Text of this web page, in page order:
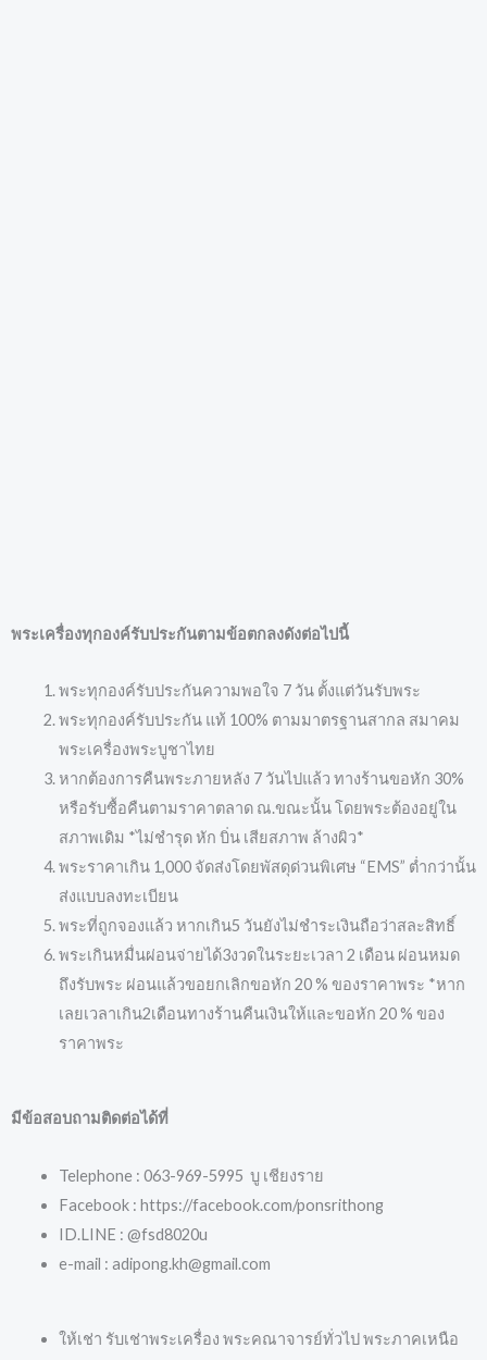
พระเครื่องทุกองค์รับประกันตามข้อตกลงดังต่อไปนี้
พระทุกองค์รับประกันความพอใจ 7 วัน ตั้งแต่วันรับพระ
พระทุกองค์รับประกัน แท้ 100% ตามมาตรฐานสากล สมาคม
พระเครื่องพระบูชาไทย
หากต้องการคืนพระภายหลัง 7 วันไปแล้ว ทางร้านขอหัก 30%
หรือรับซื้อคืนตามราคาตลาด ณ.ขณะนั้น โดยพระต้องอยู่ใน
สภาพเดิม *ไม่ชำรุด หัก บิ่น เสียสภาพ ล้างผิว*
พระราคาเกิน 1,000 จัดส่งโดยพัสดุด่วนพิเศษ “EMS” ต่ำกว่านั้น
ส่งแบบลงทะเบียน
พระที่ถูกจองแล้ว หากเกิน5 วันยังไม่ชำระเงินถือว่าสละสิทธิ์
พระเกินหมื่นผ่อนจ่ายได้3งวดในระยะเวลา 2 เดือน ผ่อนหมด
ถึงรับพระ ผ่อนแล้วขอยกเลิกขอหัก 20 % ของราคาพระ *หาก
เลยเวลาเกิน2เดือนทางร้านคืนเงินให้และขอหัก 20 % ของ
ราคาพระ
มีข้อสอบถามติดต่อได้ที่
Telephone : 063-969-5995 บู เชียงราย
Facebook : https://facebook.com/ponsrithong
ID.LINE : @fsd8020u
e-mail : adipong.kh@gmail.com
ให้เช่า รับเช่าพระเครื่อง พระคณาจารย์ทั่วไป พระภาคเหนือ